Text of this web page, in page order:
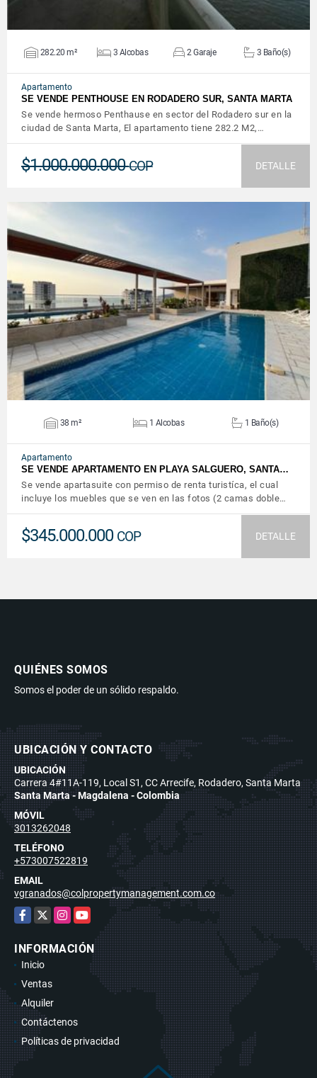
282.20 m² 3 Alcobas 2 Garaje 3 Baño(s)
Apartamento
SE VENDE PENTHOUSE EN RODADERO SUR, SANTA MARTA
Se vende hermoso Penthause en sector del Rodadero sur en la
ciudad de Santa Marta, El apartamento tiene 282.2 M2,…
$1.000.000.000COP DETALLE
VER DETALLES
38 m² 1 Alcobas 1 Baño(s)
Apartamento
SE VENDE APARTAMENTO EN PLAYA SALGUERO, SANTA…
Se vende apartasuite con permiso de renta turistíca, el cual
incluye los muebles que se ven en las fotos (2 camas doble…
$345.000.000 COP DETALLE
QUIÉNES SOMOS
Somos el poder de un sólido respaldo.
UBICACIÓN Y CONTACTO
UBICACIÓN
Carrera 4#11A-119, Local S1, CC Arrecife, Rodadero, Santa Marta
Santa Marta - Magdalena - Colombia
MÓVIL
3013262048
TELÉFONO
+573007522819
EMAIL
vgranados@colpropertymanagement.com.co
Facebook
X Instagram
YouTube
INFORMACIÓN
Inicio
Ventas
Alquiler
Contáctenos
Políticas de privacidad